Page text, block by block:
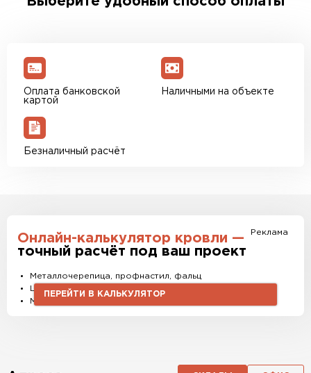
доставки. Также вы можете ознакомиться с
Оплата банковской
картой
Наличными на объекте
Безналичный расчёт
Реклама
Онлайн-калькулятор кровли —
точный расчёт под ваш проект
Металлочерепица, профнастил, фальц
Штакетник, водостоки и софиты
Материалы и комплектующие
ПЕРЕЙТИ В КАЛЬКУЛЯТОР